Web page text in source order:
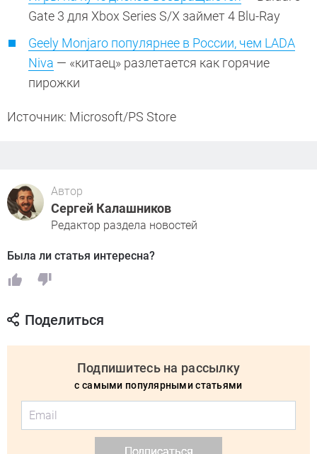
Gate 3 для Xbox Series S/X займет 4 Blu-Ray
Geely Monjaro популярнее в России, чем LADA
Niva — «китаец» разлетается как горячие
пирожки
Источник: Microsoft/PS Store
Автор
Сергей Калашников
Редактор раздела новостей
Была ли статья интересна?
Поделиться
Подпишитесь на рассылку
с самыми популярными статьями